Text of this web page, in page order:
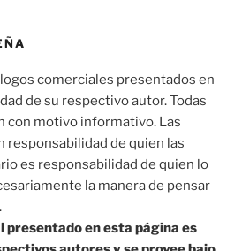
comerciales presentados en
de su respectivo autor. Todas
con motivo informativo. Las
responsabilidad de quien las
es responsabilidad de quien lo
la manera de pensar
presentado en esta página es